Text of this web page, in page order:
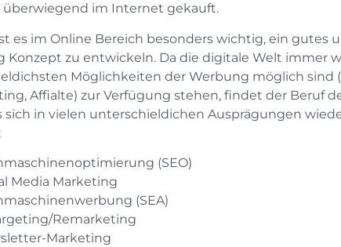
überwiegend im Internet gekauft.
es im Online Bereich besonders wichtig, ein gutes
Konzept zu entwickeln. Da die digitale Welt immer
Möglichkeiten der Werbung möglich sind
Affialte) zur Verfügung stehen, findet der Beruf
sich in vielen unterschieldichen Ausprägungen
(SEO)
Media Marketing
(SEA)
Remarketing
Marketing